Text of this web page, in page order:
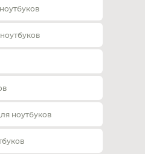
ноутбуков